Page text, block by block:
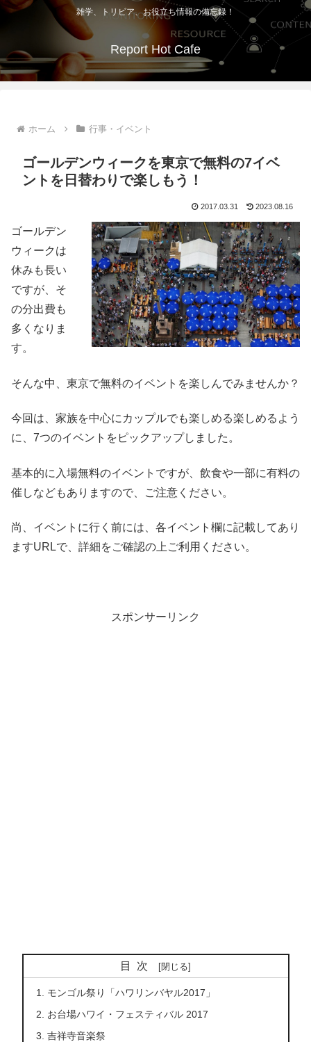
雑学、トリビア、お役立ち情報の備忘録！
Report Hot Cafe
ホーム 行事・イベント
ゴールデンウィークを東京で無料の7イベ
ントを日替わりで楽しもう！
2017.03.31 2023.08.16
ゴールデン
ウィークは
休みも長い
ですが、そ
の分出費も
多くなりま
す。
そんな中、東京で無料のイベントを楽しんでみませんか？
今回は、家族を中心にカップルでも楽しめる楽しめるよう
に、7つのイベントをピックアップしました。
基本的に入場無料のイベントですが、飲食や一部に有料の
催しなどもありますので、ご注意ください。
尚、イベントに行く前には、各イベント欄に記載してあり
ますURLで、詳細をご確認の上ご利用ください。
スポンサーリンク
目次
モンゴル祭り「ハワリンバヤル2017」
お台場ハワイ・フェスティバル 2017
吉祥寺音楽祭